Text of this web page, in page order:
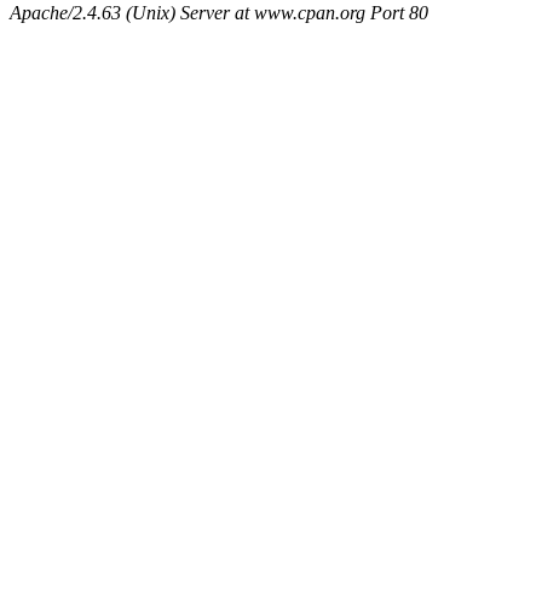
Apache/2.4.63 (Unix) Server at www.cpan.org Port 80